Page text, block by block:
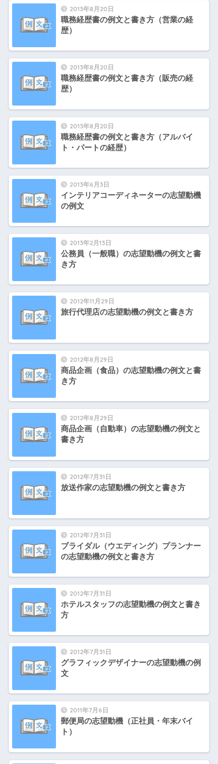
2013年8月20日
職務経歴書の例文と書き方（営業の経
歴）
2013年8月20日
職務経歴書の例文と書き方（販売の経
歴）
2013年8月20日
職務経歴書の例文と書き方（アルバイ
ト・パートの経歴）
2013年6月3日
インテリアコーディネーターの志望動機
の例文
2013年2月13日
公務員（一般職）の志望動機の例文と書
き方
2012年11月29日
旅行代理店の志望動機の例文と書き方
2012年8月29日
商品企画（食品）の志望動機の例文と書
き方
2012年8月29日
商品企画（自動車）の志望動機の例文と
書き方
2012年7月31日
放送作家の志望動機の例文と書き方
2012年7月31日
ブライダル（ウエディング）プランナー
の志望動機の例文と書き方
2012年7月31日
ホテルスタッフの志望動機の例文と書き
方
2012年7月31日
グラフィックデザイナーの志望動機の例
文
2011年7月6日
郵便局の志望動機（正社員・年末バイ
ト）